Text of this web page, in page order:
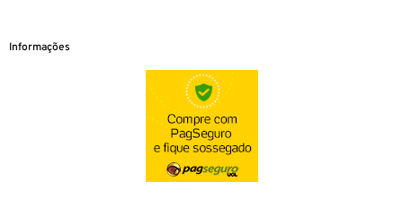
Informações